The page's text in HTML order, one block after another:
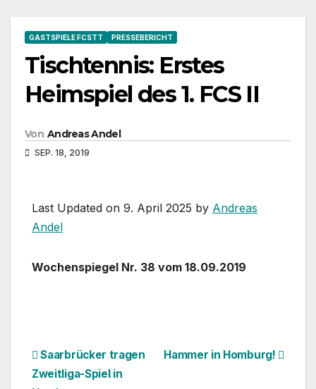
GASTSPIELE FCSTT PRESSEBERICHT
Tischtennis: Erstes
Heimspiel des 1. FCS II
Von Andreas Andel
SEP. 18, 2019
Last Updated on 9. April 2025 by Andreas
Andel
Wochenspiegel Nr. 38 vom 18.09.2019
Beitragsnavigation
Hammer in Homburg!
Saarbrücker tragen
Zweitliga-Spiel in